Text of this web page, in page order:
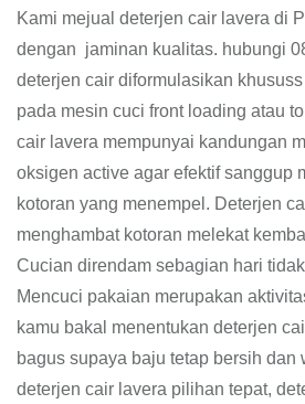
Kami mejual deterjen cair lavera di
dengan jaminan kualitas. hubungi
deterjen cair diformulasikan
pada mesin cuci front loading atau
cair lavera mempunyai kandungan
oksigen active agar efektif sanggup
kotoran yang menempel. Deterjen
menghambat kotoran melekat
Cucian direndam sebagian hari
Mencuci pakaian merupakan
kamu bakal menentukan deterjen
bagus supaya baju tetap bersih dan
deterjen cair lavera pilihan tepat,